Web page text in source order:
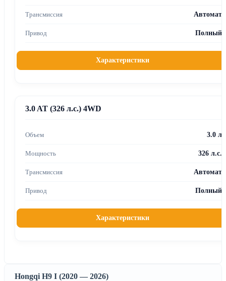
Автомат
Полный
Характеристики
3.0 AT (326 л.с.) 4WD
3.0 л
326 л.с.
Автомат
Полный
Характеристики
Hongqi H9 I (2020 — 2026)